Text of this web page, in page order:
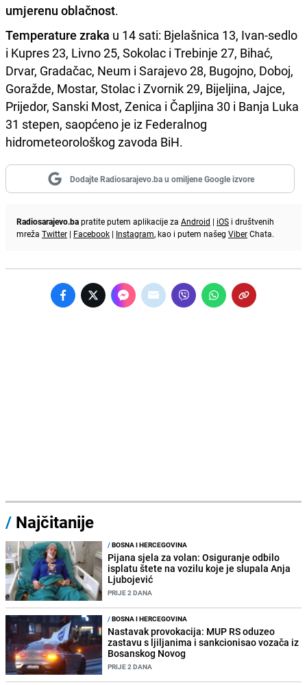
umjerenu oblačnost.
Temperature zraka u 14 sati: Bjelašnica 13, Ivan-sedlo
i Kupres 23, Livno 25, Sokolac i Trebinje 27, Bihać,
Drvar, Gradačac, Neum i Sarajevo 28, Bugojno, Doboj,
Goražde, Mostar, Stolac i Zvornik 29, Bijeljina, Jajce,
Prijedor, Sanski Most, Zenica i Čapljina 30 i Banja Luka
31 stepen, saopćeno je iz Federalnog
hidrometeorološkog zavoda BiH.
Dodajte Radiosarajevo.ba u omiljene Google izvore
Radiosarajevo.bapratite putem aplikacije za Android | iOS i društvenih
mreža Twitter | Facebook | Instagram, kao i putem našeg ViberChata.
/ Najčitanije
/BOSNA I HERCEGOVINA
Pijana sjela za volan: Osiguranje odbilo
isplatu štete na vozilu koje je slupala Anja
Ljubojević
PRIJE 2 DANA
/BOSNA I HERCEGOVINA
Nastavak provokacija: MUP RS oduzeo
zastavu s ljiljanima i sankcionisao vozača iz
Bosanskog Novog
PRIJE 2 DANA